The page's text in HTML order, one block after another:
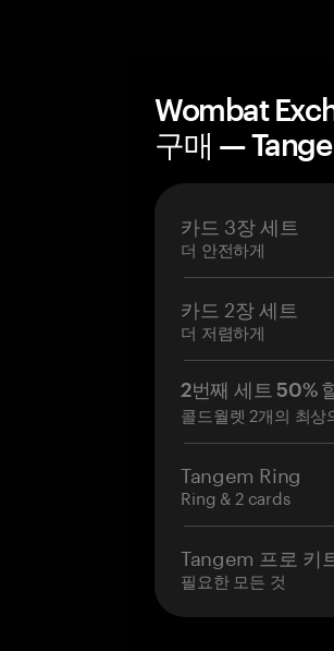
Wombat
구매 —
카드 3장 세트
더 안전하게
카드 2장 세트
더 저렴하게
2번째 세트 50%
콜드월렛 2개의 최상
Tangem Ring
Ring & 2 cards
Tangem 프로 키
필요한 모든 것